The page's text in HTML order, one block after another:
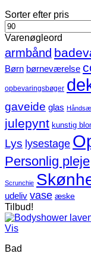
Sorter efter pris
Mindste
pris
Varenøgleord
armbånd
Børn børneværelse
opbevaringsbøger
gaveide glas
julepynt kunstig
Lys lysestage
Personlig pleje
Scrunchie
udeliv vase æske
Tilbud!
Vis
Bad